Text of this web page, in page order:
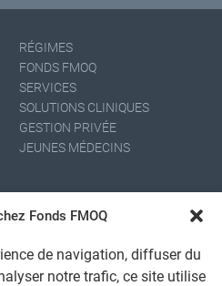
Fonds FMOQ
de navigation, diffuser du
notre trafic, ce site utilise
RÉGIMES
FONDS FMOQ
SERVICES
SOLUTIONS CLINIQUES
GESTION PRIVÉE
JEUNES MÉDECINS